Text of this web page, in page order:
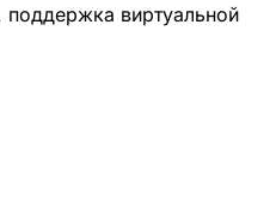
виртуальной